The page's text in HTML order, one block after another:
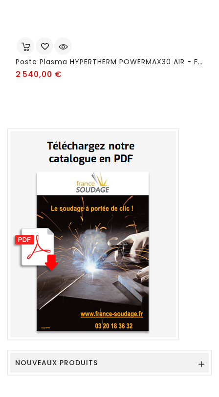
Poste Plasma HYPERTHERM POWERMAX30 AIR - FSJ17
2 540,00 €
NOUVEAUX PRODUITS 